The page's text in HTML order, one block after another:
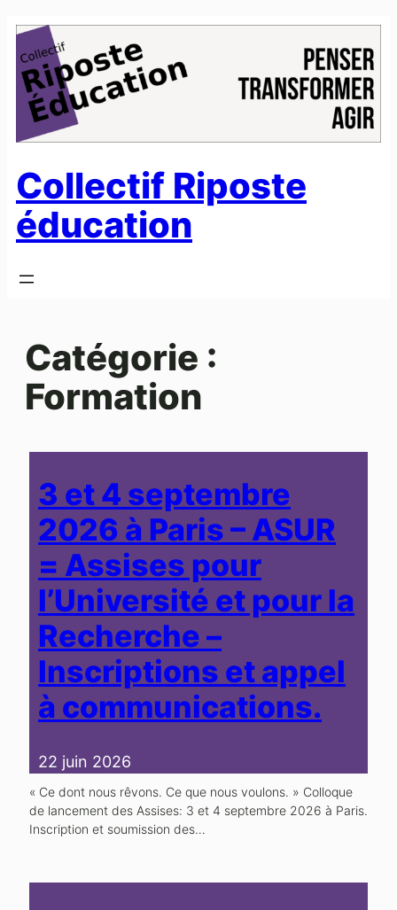
contenu
Collectif Riposte
éducation
Catégorie :
Formation
3 et 4 septembre
2026 à Paris – ASUR
= Assises pour
l’Université et pour la
Recherche –
Inscriptions et appel
à communications.
22 juin 2026
« Ce dont nous rêvons. Ce que nous voulons. » Colloque
de lancement des Assises: 3 et 4 septembre 2026 à Paris.
Inscription et soumission des…